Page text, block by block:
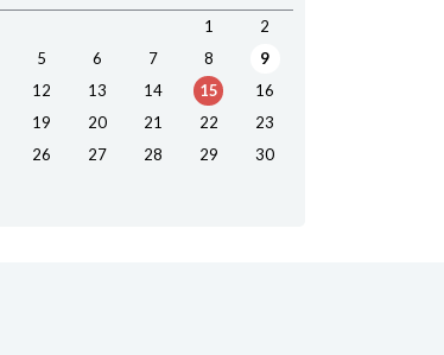
1
2
5 6 7 8
9
12 13 14 15
16
19 20 21 22
23
26 27 28 29
30